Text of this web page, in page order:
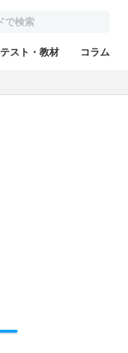
テスト・教材 コラム